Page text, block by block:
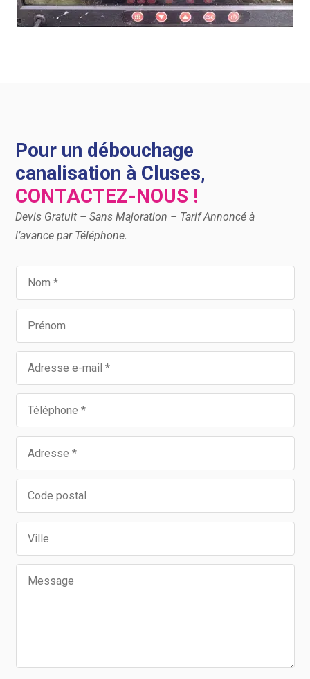
Pour un débouchage
canalisation à Cluses,
CONTACTEZ-NOUS !
Devis Gratuit – Sans Majoration – Tarif Annoncé à
l’avance par Téléphone.